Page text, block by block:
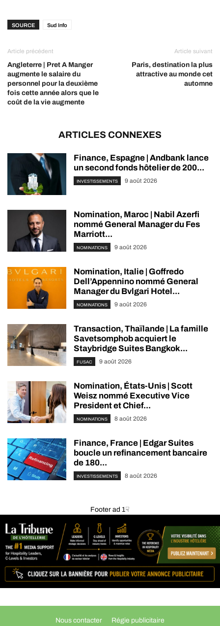
SOURCE Sud Info
Article précédent
Angleterre | Pret A Manger
augmente le salaire du
personnel pour la deuxième
fois cette année alors que le
coût de la vie augmente
Article suivant
Paris, destination la plus
attractive au monde cet
automne
ARTICLES CONNEXES
Finance, Espagne | Andbank lance
un second fonds hôtelier de 200...
INVESTISSEMENTS 9 août 2026
Nomination, Maroc | Nabil Azerfi
nommé General Manager du Fes
Marriott...
NOMINATIONS 9 août 2026
Nomination, Italie | Goffredo
Dell’Appennino nommé General
Manager du Bvlgari Hotel...
NOMINATIONS 9 août 2026
Transaction, Thaïlande | La famille
Savetsomphob acquiert le
Staybridge Suites Bangkok...
FUSAC 9 août 2026
Nomination, États-Unis | Scott
Weisz nommé Executive Vice
President et Chief...
NOMINATIONS 8 août 2026
Finance, France | Edgar Suites
boucle un refinancement bancaire
de 180...
INVESTISSEMENTS 8 août 2026
Footer ad 1☟
Nous contacter Régie publicitaire